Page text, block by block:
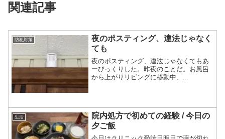
関連記事
防犯対策
夜のポスティング、違法じゃなく
ても
夜のポスティング、違法じゃなくてもあ
ーびっくりした。昨夜のことだ。お風呂
から上がりリビングに移動中、...
生活
院内処方で初めての経験 / 今日の
夕ご飯